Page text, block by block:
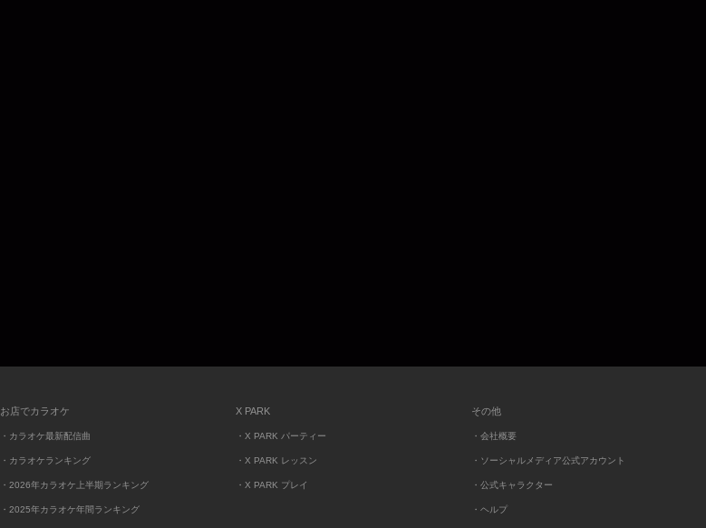
お店でカラオケ
・カラオケ最新配信曲
・カラオケランキング
・2026年カラオケ上半期ランキング
・2025年カラオケ年間ランキング
X PARK
・X PARK パーティー
・X PARK レッスン
・X PARK プレイ
その他
・会社概要
・ソーシャルメディア公式アカウント
・公式キャラクター
・ヘルプ